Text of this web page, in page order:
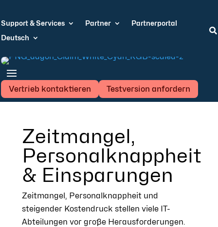
Support & Services Partner
Partnerportal
Deutsch

Vertrieb kontaktieren Testversion anfordern
Zeitmangel,
Personalknappheit
& Einsparungen
Zeitmangel, Personalknappheit und
steigender Kostendruck stellen viele IT-
Abteilungen vor große Herausforderungen.